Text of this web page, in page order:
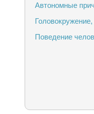
Автономные
Поведение